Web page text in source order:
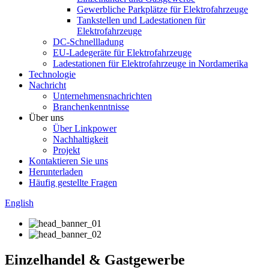
Gewerbliche Parkplätze für Elektrofahrzeuge
Tankstellen und Ladestationen für
Elektrofahrzeuge
DC-Schnellladung
EU-Ladegeräte für Elektrofahrzeuge
Ladestationen für Elektrofahrzeuge in Nordamerika
Technologie
Nachricht
Unternehmensnachrichten
Branchenkenntnisse
Über uns
Über Linkpower
Nachhaltigkeit
Projekt
Kontaktieren Sie uns
Herunterladen
Häufig gestellte Fragen
English
Einzelhandel & Gastgewerbe